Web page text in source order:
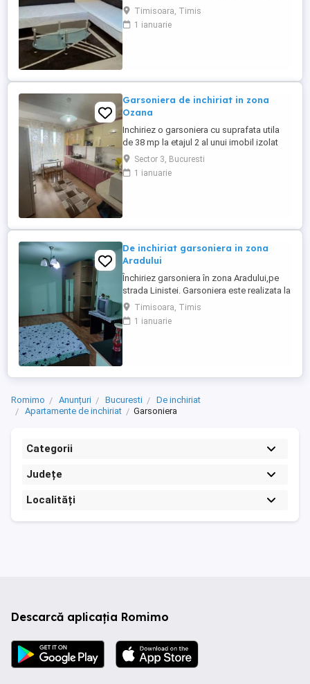
cu o suprafata de 30 mp. Detine centrala
propie,aer conditionat, este complet
utilata si mobilata. Se afla la prima sa
Timisoara, Timis
1 ianuarie
Garsoniera de inchiriat in zona
Ozana
Inchiriez o garsoniera cu suprafata utila
de 38 mp la etajul 2 al unui imobil izolat
termic cu doar 8 niveluri. Acesta se afla in
zona Ozana, in imediata apropiere a
mijloacelor de tansport in comun,
Sector 3, Bucuresti
1 ianuarie
De inchiriat garsoniera in zona
Aradului
Închiriez garsoniera în zona Aradului,pe
strada Linistei. Garsoniera este realizata la
confort sporit,situata in bloc de
apartamente. Beneficiaza de toate
dotarile. Este situata la etajul 3 cu o
Timisoara, Timis
1 ianuarie
Romimo Anunțuri Bucuresti
De inchiriat
Apartamente de inchiriat
Garsoniera
Categorii
Județe
Localități
Descarcă aplicația Romimo